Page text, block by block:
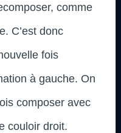
comme
C’est donc
fois
à gauche. On
composer avec
couloir droit.